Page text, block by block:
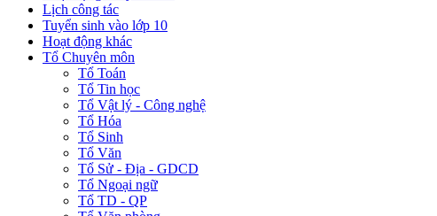
Lịch công tác
Tuyển sinh vào lớp 10
Hoạt động khác
Tổ Chuyên môn
Tổ Toán
Tổ Tin học
Tổ Vật lý - Công nghệ
Tổ Hóa
Tổ Sinh
Tổ Văn
Tổ Sử - Địa - GDCD
Tổ Ngoại ngữ
Tổ TD - QP